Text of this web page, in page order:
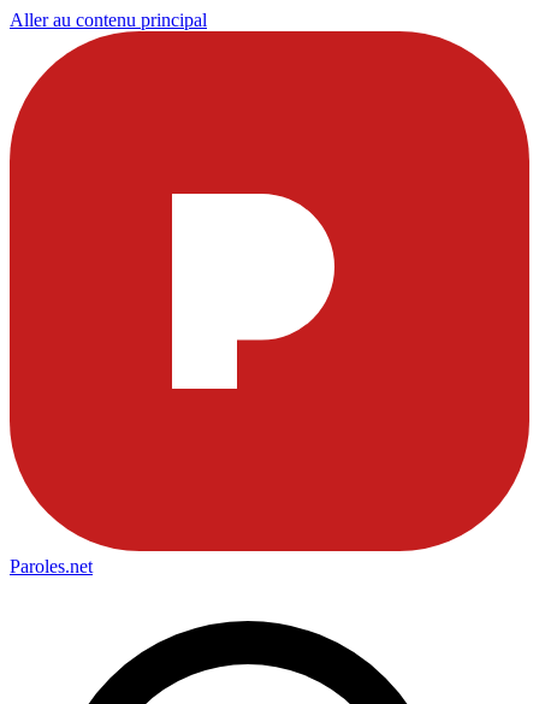
Aller au contenu principal
Paroles.net